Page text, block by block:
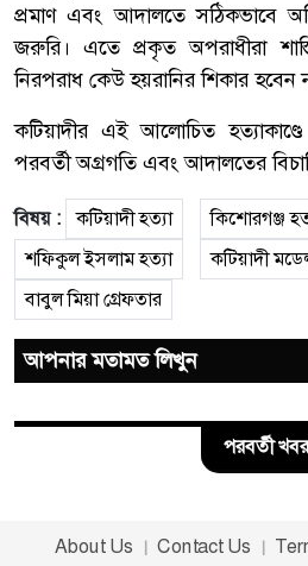
প্রমাণ এবং আদালতে সঠিকভাবে
জরুরি। এতে প্রকৃত অপরাধীরা
নিরপরাধ কেউ হয়রানির শিকার হবেন
কটিয়াদীর এই আলোচিত
পরবর্তী অগ্রগতি এবং আদালতের
বিষয় : কটিয়াদী হত্যা
কিশোরগঞ্জ
শফিকুল ইসলাম হত্যা
কটিয়াদী
বাবুল মিয়া গ্রেফতার
আপনার মতামত লিখুন
পরবর্তী খবর
About Us Contact Us